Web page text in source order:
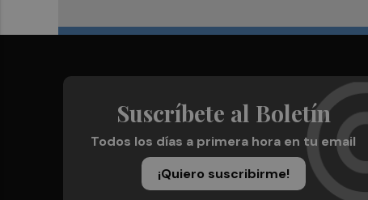
Suscríbete al Boletín
Todos los días a primera hora en tu email
¡Quiero suscribirme!